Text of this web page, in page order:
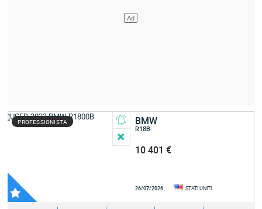
PROFESSIONISTA BMW
R18B
10 401 €
26/07/2026 STATI UNITI